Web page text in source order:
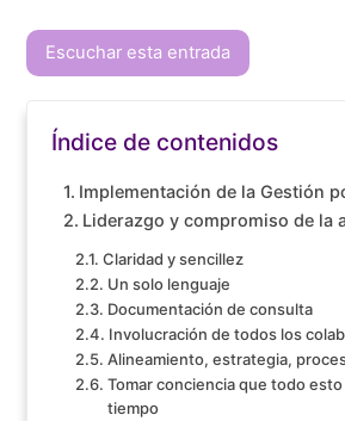
Escuchar esta entrada
Índice de contenidos
Implementación de la Gestión
Liderazgo y compromiso de la
Claridad y sencillez
Un solo lenguaje
Documentación de consulta
Involucración de todos los
Alineamiento, estrategia,
Tomar conciencia que todo
tiempo